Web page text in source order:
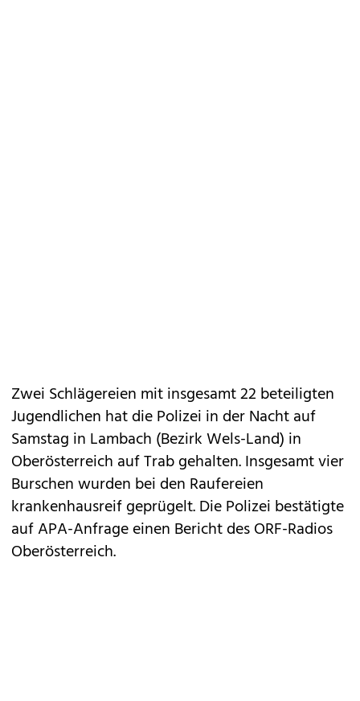
Zwei Schlägereien mit insgesamt 22 beteiligten
Jugendlichen hat die Polizei in der Nacht auf
Samstag in Lambach (Bezirk Wels-Land) in
Oberösterreich auf Trab gehalten. Insgesamt vier
Burschen wurden bei den Raufereien
krankenhausreif geprügelt. Die Polizei bestätigte
auf APA-Anfrage einen Bericht des ORF-Radios
Oberösterreich.